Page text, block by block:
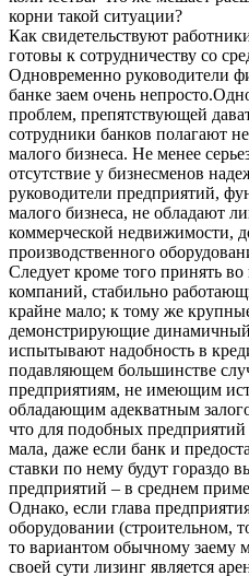
корни такой ситуации?
Как свидетельствуют
готовы к сотрудничеству со
Одновременно руководители
банке заем очень
проблем, препятствующей
сотрудники банков полагают
малого бизнеса. Не менее
отсутствие у бизнесменов
руководители предприятий,
малого бизнеса, не обладают
коммерческой недвижимости,
производственного
Следует кроме того принять
компаний, стабильно
крайне мало; к тому же
демонстрирующие динамичный
испытывают надобность в
подавляющем большинстве
предприятиям, не имеющим
обладающим адекватным
что для подобных
мала, даже если банк и
ставки по нему будут гораздо
предприятий – в среднем
Однако, если глава
оборудовании (строительном,
то вариантом обычному заему
своей сути лизинг является